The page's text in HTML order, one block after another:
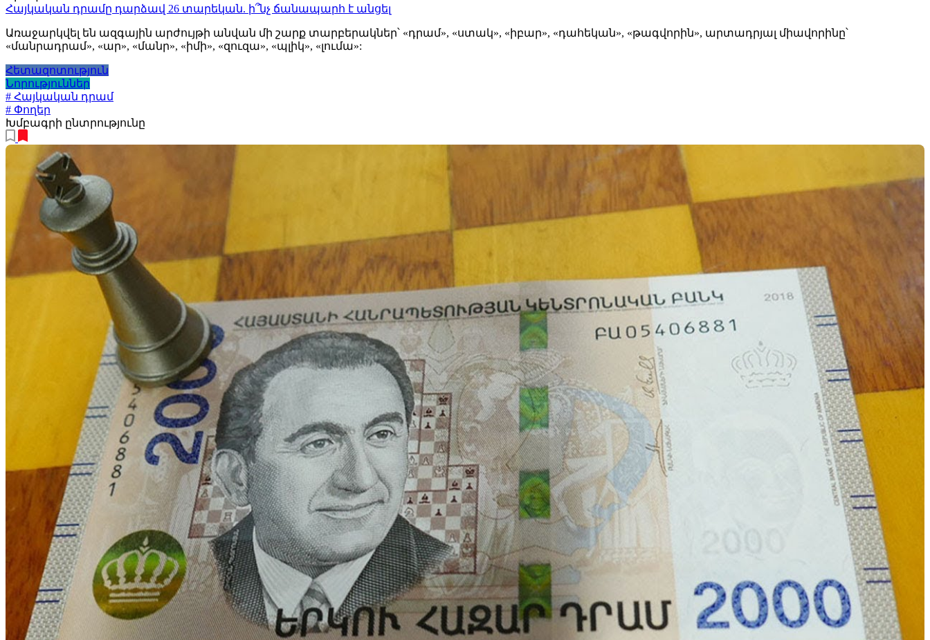
Հայկական դրամը դարձավ 26 տարեկան. ի՞նչ ճանապարհ է անցել
Առաջարկվել են ազգային արժույթի անվան մի շարք տարբերակներ՝ «դրամ», «ստակ», «իբար», «դահեկան», «թագվորին», արտադրյալ միավորինը՝
«մանրադրամ», «ար», «մանր», «իմի», «զուզա», «պլիկ», «լումա»:
Հետազոտություն
Նորություններ
# Հայկական դրամ
# Փողեր
Խմբագրի ընտրությունը